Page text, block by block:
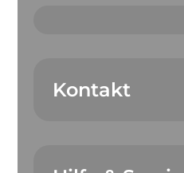
Kontakt